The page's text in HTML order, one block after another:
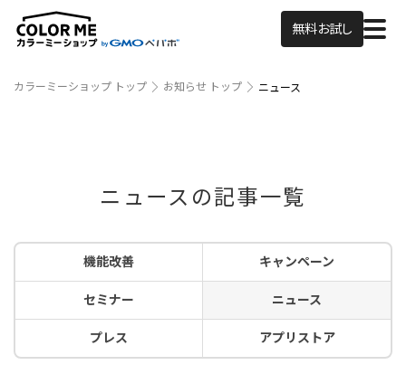
無料お試し
カラーミーショップ トップ お知らせ トップ ニュース
ニュースの記事一覧
機能改善 キャンペーン
セミナー ニュース
プレス アプリストア